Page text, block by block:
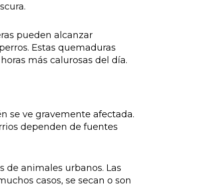
pueden alcanzar
Estas quemaduras
más calurosas del día.
se ve gravemente afectada.
dependen de fuentes
de animales urbanos. Las
casos, se secan o son